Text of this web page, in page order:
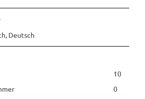
Deutsch
10
0